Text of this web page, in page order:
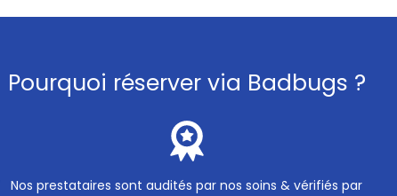
Pourquoi réserver via Badbugs ?
Nos prestataires sont audités par nos soins & vérifiés par